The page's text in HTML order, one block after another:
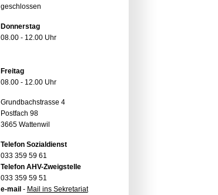
geschlossen
Donnerstag
08.00 - 12.00 Uhr
Freitag
08.00 - 12.00 Uhr
Grundbachstrasse 4
Postfach 98
3665 Wattenwil
Telefon Sozialdienst
033 359 59 61
Telefon AHV-Zweigstelle
033 359 59 51
e-mail - Mail ins Sekretariat